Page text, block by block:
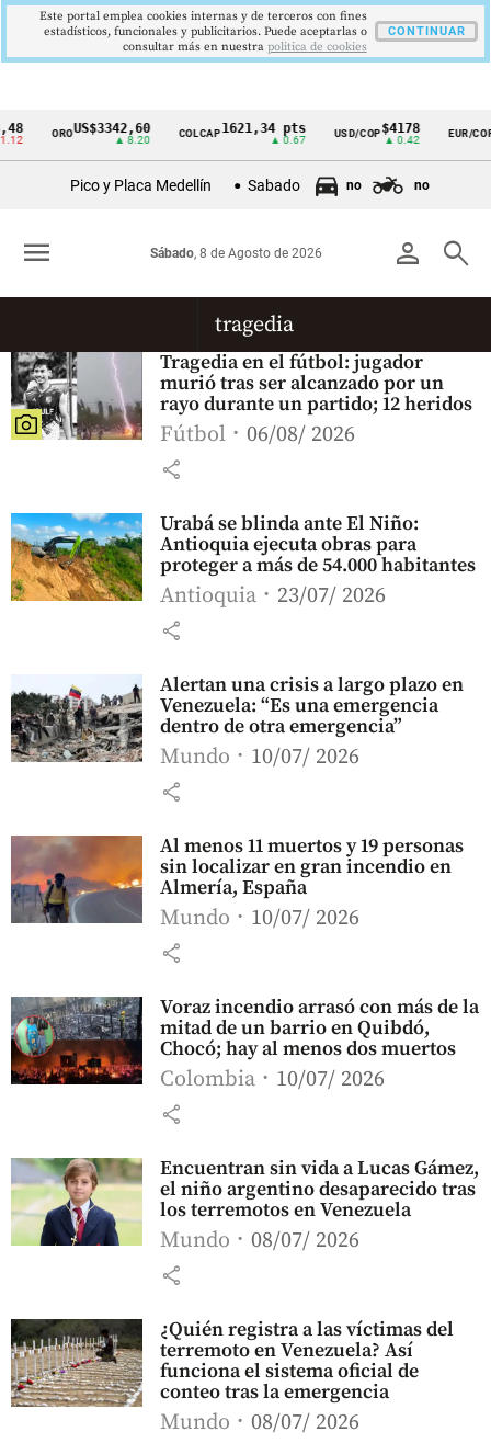
Cintillo
Colombia
OROUS$3342,60
▲ 8.20
COLCAP1621,34 pts
▲ 0.67
USD/COP$4178
▲ 0.42
EUR/COP
Pico y Placa Medellín Sabado no no
person search
Sábado, 8 de Agosto de 2026
menu
tragedia
Tragedia en el fútbol: jugador
murió tras ser alcanzado por un
rayo durante un partido; 12 heridos
Fútbol 06/08/ 2026
share
Urabá se blinda ante El Niño:
Antioquia ejecuta obras para
proteger a más de 54.000 habitantes
Antioquia 23/07/ 2026
share
Alertan una crisis a largo plazo en
Venezuela: “Es una emergencia
dentro de otra emergencia”
Mundo 10/07/ 2026
share
Al menos 11 muertos y 19 personas
sin localizar en gran incendio en
Almería, España
Mundo 10/07/ 2026
share
Voraz incendio arrasó con más de la
mitad de un barrio en Quibdó,
Chocó; hay al menos dos muertos
Colombia 10/07/ 2026
share
Encuentran sin vida a Lucas Gámez,
el niño argentino desaparecido tras
los terremotos en Venezuela
Mundo 08/07/ 2026
share
¿Quién registra a las víctimas del
terremoto en Venezuela? Así
funciona el sistema oficial de
conteo tras la emergencia
Mundo 08/07/ 2026
Este portal emplea cookies internas y de terceros con fines
estadísticos, funcionales y publicitarios. Puede aceptarlas o
consultar más en nuestra politica de cookies
CONTINUAR